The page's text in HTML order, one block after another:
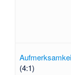
(4:1)